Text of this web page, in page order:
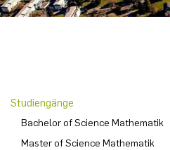
Studiengänge
Bachelor of Science Mathematik
Master of Science Mathematik
Laura Geldermann
Dorothea Plätz
Sebastian Kühnert
Thomas Lam
Bibliothek
Förderverein